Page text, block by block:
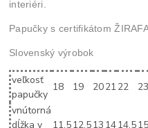
interiéri.
Papučky s certifikátom
Slovenský výrobok
veľkosť
papučky
18 19 2021 22 23
vnútorná
dĺžka v
11,512,513 1414,515